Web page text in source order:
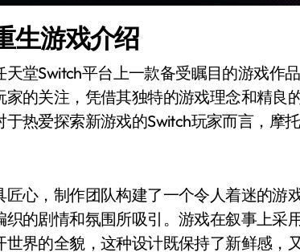
生游戏介绍
天堂Switch平台上一款备受瞩目的游戏作
家的关注，凭借其独特的游戏理念和精良
热爱探索新游戏的Switch玩家而言，摩
心，制作团队构建了一个令人着迷的游
织的剧情和氛围所吸引。游戏在叙事上采
界的全貌，这种设计既保持了新鲜感，